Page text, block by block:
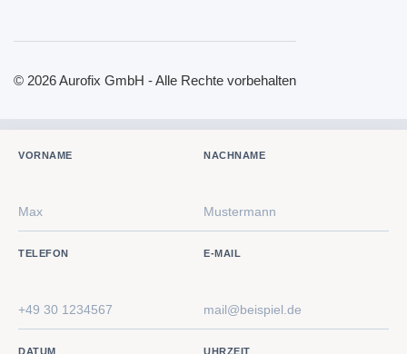
© 2026 Aurofix GmbH - Alle Rechte vorbehalten
VORNAME NACHNAME
TELEFON E-MAIL
DATUM UHRZEIT